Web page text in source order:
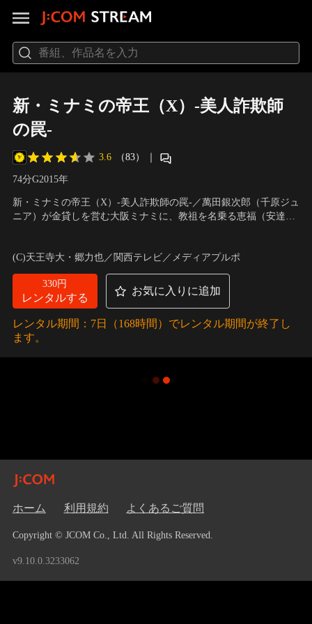
新・ミナミの帝王（X）-美人詐欺師
の罠-
3.6 （83） ｜
74分G2015年
新・ミナミの帝王（X）-美人詐欺師の罠-／萬田銀次郎（千原ジュ
ニア）が金貸しを営む大阪ミナミに、教祖を名乗る恵福（安達祐
欺だと直感。露天商・馬場正子（楠見薫）を騙して得た情報を話
しているだけだと見抜く。その恵福と詐欺をはたらく春田（山内
圭哉）は…。
(C)天王寺大・郷力也／関西テレビ／メディアプルポ
330円
レンタルする
お気に入りに追加
レンタル期間：7日（168時間）でレンタル期間が終了し
ます。
ホーム 利用規約 よくあるご質問
Copyright © JCOM Co., Ltd. All Rights Reserved.
v9.10.0.3233062